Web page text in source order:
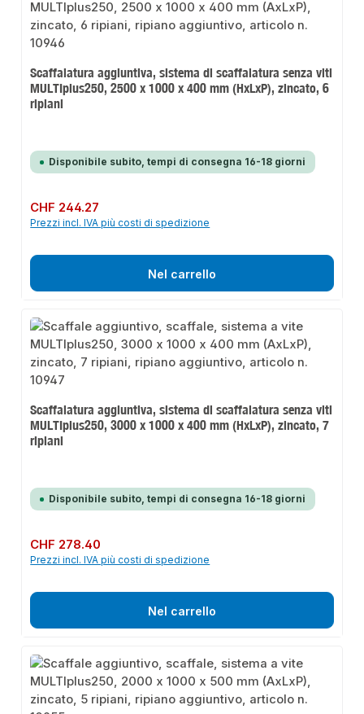
Scaffalatura aggiuntiva, sistema di scaffalatura senza viti
MULTIplus250, 2500 x 1000 x 400 mm (HxLxP), zincato, 6
ripiani
Disponibile subito, tempi di consegna 16-18 giorni
Prezzo normale:
CHF 244.27
Prezzi incl. IVA più costi di spedizione
Nel carrello
Scaffalatura aggiuntiva, sistema di scaffalatura senza viti
MULTIplus250, 3000 x 1000 x 400 mm (HxLxP), zincato, 7
ripiani
Disponibile subito, tempi di consegna 16-18 giorni
Prezzo normale:
CHF 278.40
Prezzi incl. IVA più costi di spedizione
Nel carrello